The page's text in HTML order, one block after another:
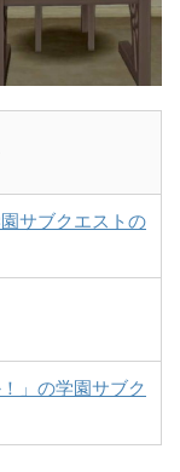
サブクエストの
」の学園サブク